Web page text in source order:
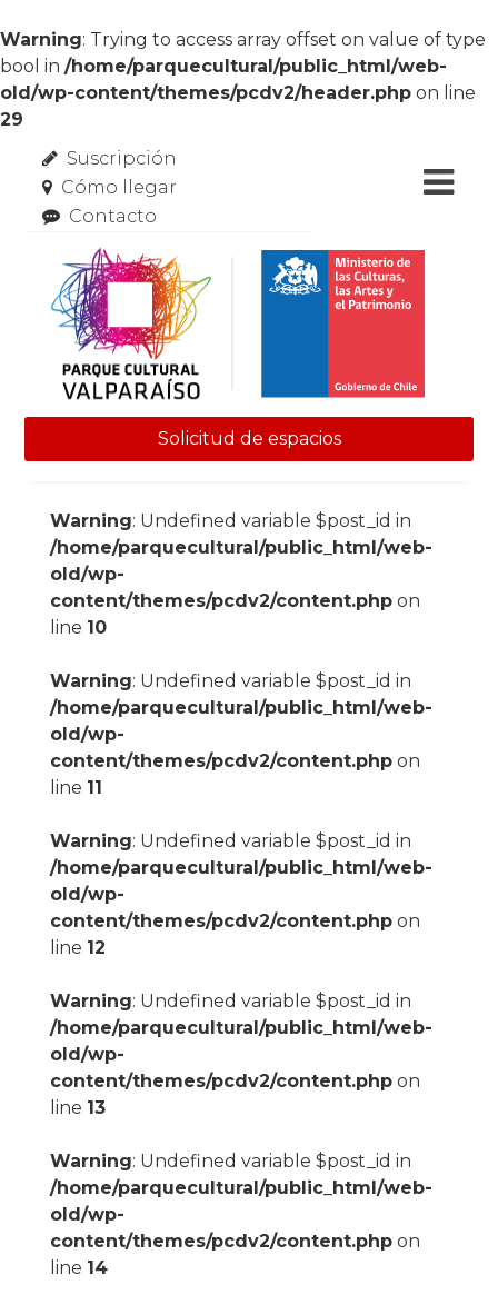
Warning: Trying to access array offset on value of type
bool in /home/parquecultural/public_html/web-
old/wp-content/themes/pcdv2/header.php on line
29
Suscripción
Cómo llegar
Contacto
Solicitud de espacios
Warning: Undefined variable $post_id in
/home/parquecultural/public_html/web-
old/wp-
content/themes/pcdv2/content.phpon
line 10
Warning: Undefined variable $post_id in
/home/parquecultural/public_html/web-
old/wp-
content/themes/pcdv2/content.phpon
line 11
Warning: Undefined variable $post_id in
/home/parquecultural/public_html/web-
old/wp-
content/themes/pcdv2/content.phpon
line 12
Warning: Undefined variable $post_id in
/home/parquecultural/public_html/web-
old/wp-
content/themes/pcdv2/content.phpon
line 13
Warning: Undefined variable $post_id in
/home/parquecultural/public_html/web-
old/wp-
content/themes/pcdv2/content.phpon
line 14